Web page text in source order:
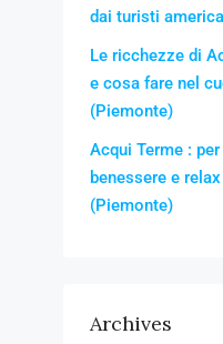
dai turisti
Le ricchezze di
e cosa fare nel
(Piemonte)
Acqui Terme :
benessere e
(Piemonte)
Archives